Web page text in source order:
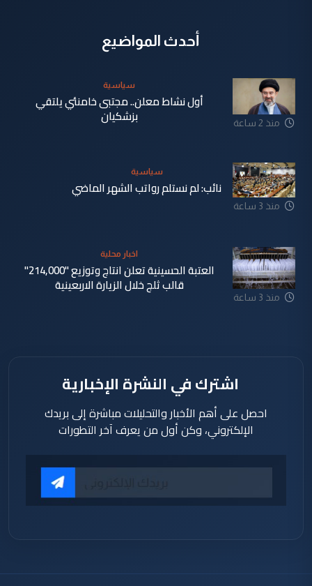
أحدث المواضيع
منذ 2 ساعة
سياسية
أول نشاط معلن.. مجتبى خامنئي يلتقي
بزشكيان
منذ 3 ساعة
سياسية
نائب: لم نستلم رواتب الشهر الماضي
منذ 3 ساعة
اخبار محلية
العتبة الحسينية تعلن انتاج وتوزيع "214,000"
قالب ثلج خلال الزيارة الاربعينية
اشترك في النشرة الإخبارية
احصل على أهم الأخبار والتحليلات مباشرة إلى بريدك
الإلكتروني، وكن أول من يعرف آخر التطورات